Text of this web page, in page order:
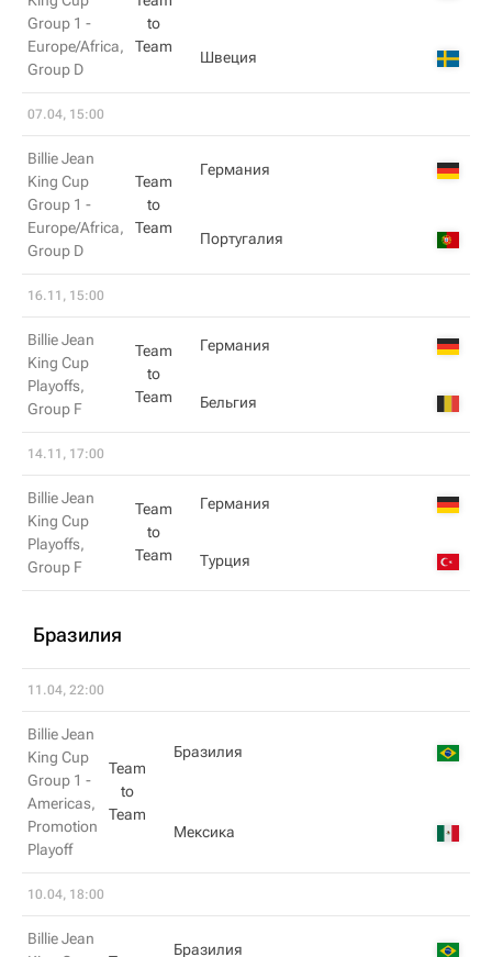
Group 1 -
Europe/Africa,
Group D
to
Team
Швеция
07.04, 15:00
Billie Jean
King Cup
Group 1 -
Europe/Africa,
Group D
Team
to
Team
Германия
Португалия
16.11, 15:00
Billie Jean
King Cup
Playoffs,
Group F
Team
to
Team
Германия
Бельгия
14.11, 17:00
Billie Jean
King Cup
Playoffs,
Group F
Team
to
Team
Германия
Турция
Бразилия
11.04, 22:00
Billie Jean
King Cup
Group 1 -
Americas,
Promotion
Playoff
Team
to
Team
Бразилия
Мексика
10.04, 18:00
Billie Jean
Бразилия